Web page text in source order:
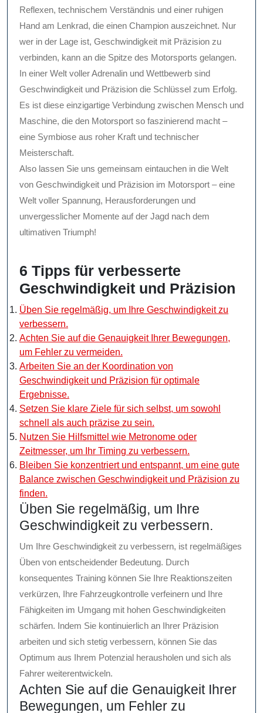
Reflexen, technischem Verständnis und einer ruhigen
Hand am Lenkrad, die einen Champion auszeichnet. Nur
wer in der Lage ist, Geschwindigkeit mit Präzision zu
verbinden, kann an die Spitze des Motorsports gelangen.
In einer Welt voller Adrenalin und Wettbewerb sind
Geschwindigkeit und Präzision die Schlüssel zum Erfolg.
Es ist diese einzigartige Verbindung zwischen Mensch und
Maschine, die den Motorsport so faszinierend macht –
eine Symbiose aus roher Kraft und technischer
Meisterschaft.
Also lassen Sie uns gemeinsam eintauchen in die Welt
von Geschwindigkeit und Präzision im Motorsport – eine
Welt voller Spannung, Herausforderungen und
unvergesslicher Momente auf der Jagd nach dem
ultimativen Triumph!
6 Tipps für verbesserte
Geschwindigkeit und Präzision
Üben Sie regelmäßig, um Ihre Geschwindigkeit zu
verbessern.
Achten Sie auf die Genauigkeit Ihrer Bewegungen,
um Fehler zu vermeiden.
Arbeiten Sie an der Koordination von
Geschwindigkeit und Präzision für optimale
Ergebnisse.
Setzen Sie klare Ziele für sich selbst, um sowohl
schnell als auch präzise zu sein.
Nutzen Sie Hilfsmittel wie Metronome oder
Zeitmesser, um Ihr Timing zu verbessern.
Bleiben Sie konzentriert und entspannt, um eine gute
Balance zwischen Geschwindigkeit und Präzision zu
finden.
Üben Sie regelmäßig, um Ihre
Geschwindigkeit zu verbessern.
Um Ihre Geschwindigkeit zu verbessern, ist regelmäßiges
Üben von entscheidender Bedeutung. Durch
konsequentes Training können Sie Ihre Reaktionszeiten
verkürzen, Ihre Fahrzeugkontrolle verfeinern und Ihre
Fähigkeiten im Umgang mit hohen Geschwindigkeiten
schärfen. Indem Sie kontinuierlich an Ihrer Präzision
arbeiten und sich stetig verbessern, können Sie das
Optimum aus Ihrem Potenzial herausholen und sich als
Fahrer weiterentwickeln.
Achten Sie auf die Genauigkeit Ihrer
Bewegungen, um Fehler zu